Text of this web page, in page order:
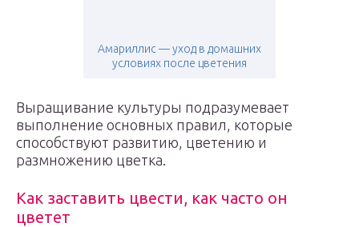
Амариллис — уход в домашних
условиях после цветения
Выращивание культуры подразумевает
выполнение основных правил, которые
способствуют развитию, цветению и
размножению цветка.
Как заставить цвести, как часто он
цветет